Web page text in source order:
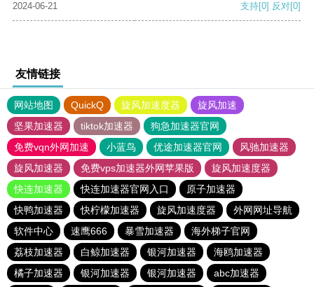
2024-06-21
支持[0] 反对[0]
友情链接
网站地图 QuickQ 旋风加速度器
旋风加速
坚果加速器
tiktok加速器
狗急加速器官网
免费vqn外网加速
小蓝鸟 优途加速器官网
风驰加速器
旋风加速器
免费vps加速器外网苹果版
旋风加速度器
快连加速器
快连加速器官网入口
原子加速器
快鸭加速器
快柠檬加速器 旋风加速度器
外网网址导航
软件中心
速鹰666 暴雪加速器
海外梯子官网
荔枝加速器
白鲸加速器 银河加速器
海鸥加速器
橘子加速器
银河加速器 银河加速器 abc加速器